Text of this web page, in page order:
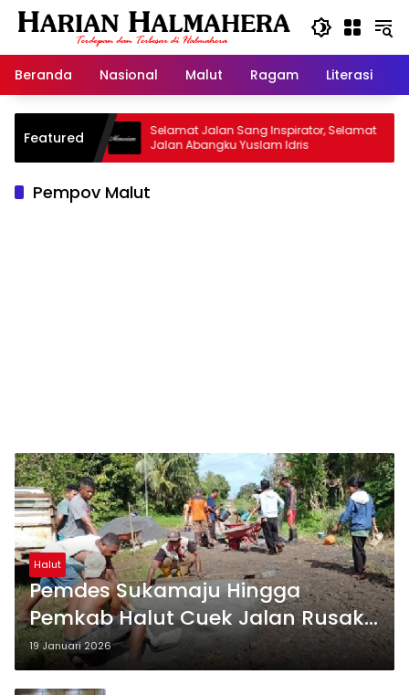
Langsung
Beranda
Nasional Malut Ragam Literasi
Featured
Selamat Jalan Sang Inspirator, Selamat
Jalan Abangku Yuslam Idris
Pempov Malut
Halut
Pemdes Sukamaju Hingga
Pemkab Halut Cuek Jalan Rusak,
Warga Terpaksa Swadaya
Perbaiki
19 Januari 2026